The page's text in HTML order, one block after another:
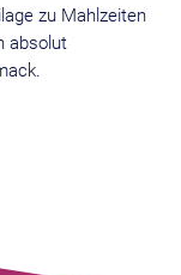
zu Mahlzeiten
absolut